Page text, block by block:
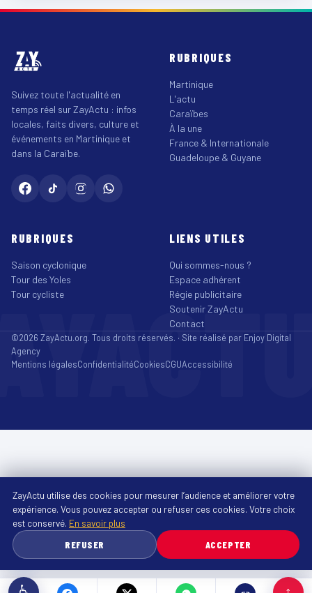
Suivez toute l'actualité en
temps réel sur ZayActu : infos
locales, faits divers, culture et
événements en Martinique et
dans la Caraïbe.
RUBRIQUES
Martinique
L'actu
Caraïbes
À la une
France & Internationale
Guadeloupe & Guyane
RUBRIQUES
Saison cyclonique
Tour des Yoles
Tour cycliste
LIENS UTILES
Qui sommes-nous ?
Espace adhérent
Régie publicitaire
Soutenir ZayActu
Contact
©2026 ZayActu.org. Tous droits réservés. · Site réalisé par Enjoy Digital
Agency
Mentions légalesConfidentialitéCookiesCGUAccessibilité
ZayActu utilise des cookies pour mesurer l’audience et améliorer votre
expérience. Vous pouvez accepter ou refuser ces cookies. Votre choix
est conservé. En savoir plus
REFUSER
ACCEPTER